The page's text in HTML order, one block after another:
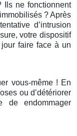
Ils ne fonctionnent
? Après
d’intrusion
votre dispositif
faire face à un
vous-même ! En
ou d’détériorer
de endommager